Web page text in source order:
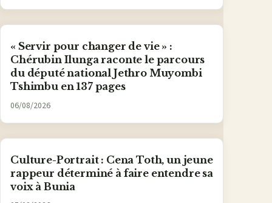
« Servir pour changer de vie » :
Chérubin Ilunga raconte le parcours
du député national Jethro Muyombi
Tshimbu en 137 pages
06/08/2026
Culture-Portrait : Cena Toth, un jeune
rappeur déterminé à faire entendre sa
voix à Bunia